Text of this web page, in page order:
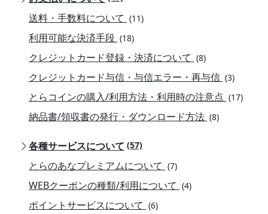
送料・手数料について (11)
利用可能な決済手段 (18)
クレジットカード登録・決済について (8)
クレジットカード与信・与信エラー・再与信 (3)
とらコインの購入/利用方法・利用時の注意点 (17)
納品書/領収書の発行・ダウンロード方法 (8)
各種サービスについて (57)
とらのあなプレミアムについて (7)
WEBクーポンの種類/利用について (4)
ポイントサービスについて (6)